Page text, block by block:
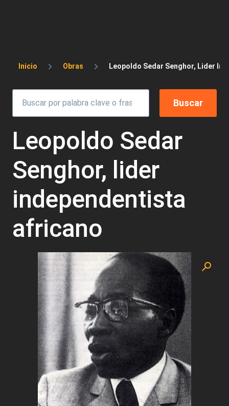
Sobrescribir enlaces de ayuda a la
Inicio Obras Leopoldo Sedar Senghor, Lider
Leopoldo Sedar
Senghor, lider
independentista
africano